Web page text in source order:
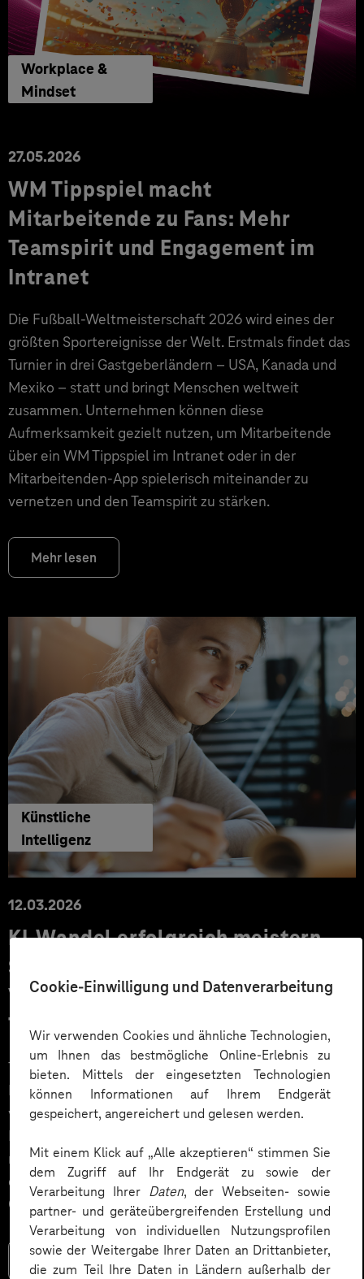
Cookie-Einwilligung und Datenverarbeitung
Wir verwenden Cookies und ähnliche Technologien,
um Ihnen das bestmögliche Online-Erlebnis zu
bieten. Mittels der eingesetzten Technologien
können Informationen auf Ihrem Endgerät
gespeichert, angereichert und gelesen werden.
Mit einem Klick auf „Alle akzeptieren“ stimmen Sie
dem Zugriff auf Ihr Endgerät zu sowie der
Verarbeitung Ihrer Daten, der Webseiten- sowie
partner- und geräteübergreifenden Erstellung und
Verarbeitung von individuellen Nutzungsprofilen
sowie der Weitergabe Ihrer Daten an Drittanbieter,
die zum Teil Ihre Daten in Ländern außerhalb der
Workplace &
Mindset
27.05.2026
WM Tippspiel macht
Mitarbeitende zu Fans: Mehr
Teamspirit und Engagement im
Intranet
Die Fußball-Weltmeisterschaft 2026 wird eines der
größten Sportereignisse der Welt. Erstmals findet das
Turnier in drei Gastgeberländern – USA, Kanada und
Mexiko – statt und bringt Menschen weltweit
zusammen. Unternehmen können diese
Aufmerksamkeit gezielt nutzen, um Mitarbeitende
über ein WM Tippspiel im Intranet oder in der
Mitarbeitenden-App spielerisch miteinander zu
vernetzen und den Teamspirit zu stärken.
Mehr lesen
Künstliche
Intelligenz
12.03.2026
KI-Wandel erfolgreich meistern –
So stärken Sie die
Veränderungskompetenz Ihrer
Teams
Technologie allein macht noch keine Transformation.
Entscheidend ist, wie Menschen Veränderung erleben,
verstehen und mitgestalten. Gerade bei der
Einführung von künstlicher Intelligenz zeigt sich, dass
nicht die Technik über Erfolg oder Misserfolg
entscheidet, sondern die Veränderungskompetenz der
Organisation.
Mehr lesen